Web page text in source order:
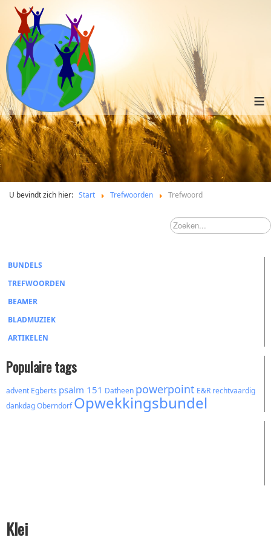
≡
U bevindt zich hier: Start Trefwoorden Trefwoord
BUNDELS
TREFWOORDEN
BEAMER
BLADMUZIEK
ARTIKELEN
Populaire tags
advent Egberts psalm 151 Datheen powerpoint E&R rechtvaardig
dankdagOberndorf Opwekkingsbundel
Klei